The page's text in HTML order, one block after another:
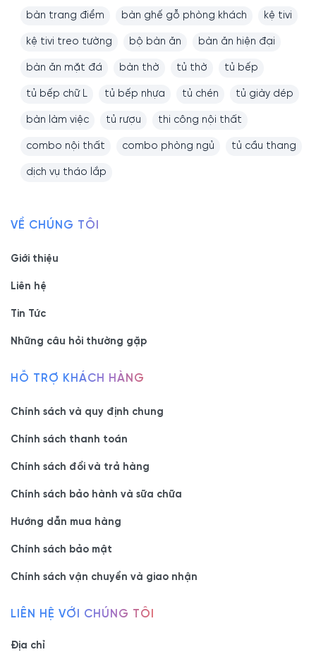
bàn trang điểm bàn ghế gỗ phòng khách kệ tivi
kệ tivi treo tường bộ bàn ăn bàn ăn hiện đại
bàn ăn mặt đá bàn thờ tủ thờ tủ bếp
tủ bếp chữ L tủ bếp nhựa tủ chén tủ giày dép
bàn làm việc tủ rượu thi công nội thất
combo nội thất combo phòng ngủ tủ cầu thang
dịch vụ tháo lắp
VỀ CHÚNG TÔI
Giới thiệu
Liên hệ
Tin Tức
Những câu hỏi thường gặp
HỖ TRỢ KHÁCH HÀNG
Chính sách và quy định chung
Chính sách thanh toán
Chính sách đổi và trả hàng
Chính sách bảo hành và sữa chữa
Hướng dẫn mua hàng
Chính sách bảo mật
Chính sách vận chuyển và giao nhận
LIÊN HỆ VỚI CHÚNG TÔI
Địa chỉ